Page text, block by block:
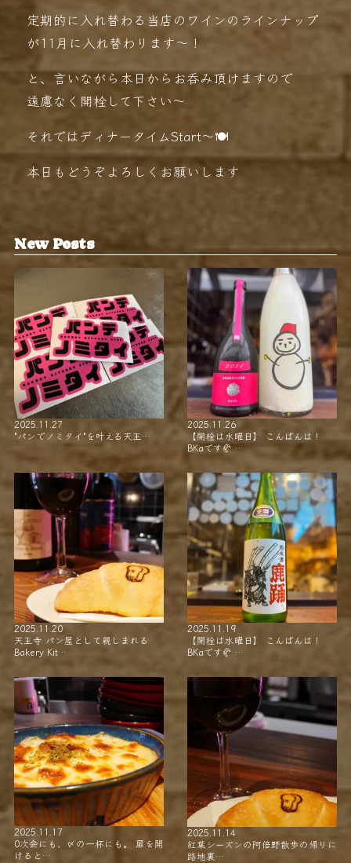
定期的に入れ替わる当店のワインのラインナップ
が11月に入れ替わります〜！
と、言いながら本日からお呑み頂けますので
遠慮なく開栓して下さい〜️
それではディナータイムStart〜🍽️
本日もどうぞよろしくお願いします
New Posts
2025.11.27
"パンでノミタイ"を叶える天王…
2025.11.26
【開栓は水曜日】 こんばんは！
BKaです🥐 …
2025.11.20
天王寺 パン屋として親しまれる
Bakery Kit…
2025.11.19
【開栓は水曜日】 こんばんは！
BKaです🥐 …
2025.11.17
0次会にも、〆の一杯にも。 扉を開
けると…
2025.11.14
紅葉シーズンの阿倍野散歩の帰りに
路地裏…